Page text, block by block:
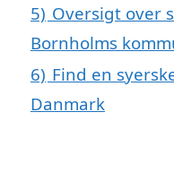
5) Oversigt over
Bornholms
6) Find en
Danmark